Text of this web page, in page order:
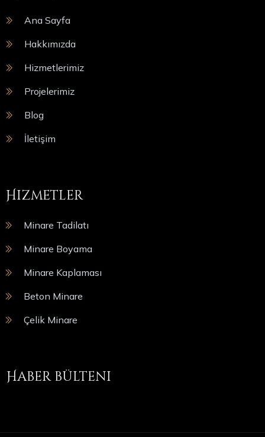
Ana Sayfa
Hakkımızda
Hizmetlerimiz
Projelerimiz
Blog
İletişim
Hizmetler
Minare Tadilatı
Minare Boyama
Minare Kaplaması
Beton Minare
Çelik Minare
Haber bülteni